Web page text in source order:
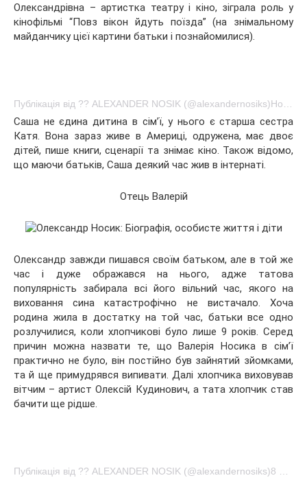
Олександрівна – артистка театру і кіно, зіграла роль у
кінофільмі “Повз вікон йдуть поїзда” (на знімальному
майданчику цієї картини батьки і познайомилися).
Саша не єдина дитина в сім’ї, у нього є старша сестра
Катя. Вона зараз живе в Америці, одружена, має двоє
дітей, пише книги, сценарії та знімає кіно. Також відомо,
що маючи батьків, Саша деякий час жив в інтернаті.
Отець Валерій
Олександр завжди пишався своїм батьком, але в той же
час і дуже ображався на нього, адже татова
популярність забирала всі його вільний час, якого на
виховання сина катастрофічно не вистачало. Хоча
родина жила в достатку на той час, батьки все одно
розлучилися, коли хлопчикові було лише 9 років. Серед
причин можна назвати те, що Валерія Носика в сім’ї
практично не було, він постійно був зайнятий зйомками,
та й ще примудрявся випивати. Далі хлопчика виховував
вітчим – артист Олексій Кудинович, а тата хлопчик став
бачити ще рідше.